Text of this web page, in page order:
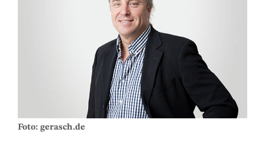
Foto: gerasch.de